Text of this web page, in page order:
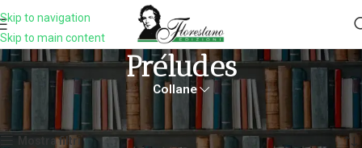
Skip to navigation
Skip to main content
Préludes
Collane
Prodotti taggati “Préludes” Visualizzazione del risultato
Mostra filtri